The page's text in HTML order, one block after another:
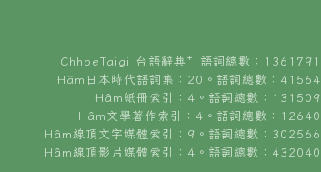
ChhoeTaigi 台語辭典⁺ 語詞總數：1361791
Hâm日本時代語詞集：20。語詞總數：41564
Hâm紙冊索引：4。語詞總數：131509
Hâm文學著作索引：4。語詞總數：12640
Hâm線頂文字媒體索引：9。語詞總數：302566
Hâm線頂影片媒體索引：4。語詞總數：432040